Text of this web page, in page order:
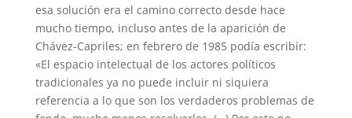
esa solución era el camino correcto desde hace
mucho tiempo, incluso antes de la aparición de
Chávez-Capriles; en febrero de 1985 podía escribír:
«El espacio in­telectual de los actores políticos
tradicionales ya no puede incluir ni siquiera
referencia a lo que son los verdaderos problemas de